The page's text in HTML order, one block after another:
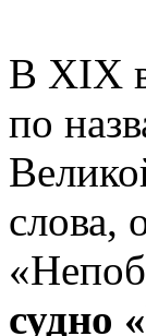
В XIX
по
слова,
судно